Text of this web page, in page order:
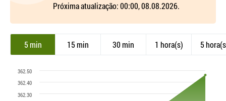
Próxima atualização: 00:00, 08.08.2026.
5 min 15 min 30 min 1 hora(s) 5